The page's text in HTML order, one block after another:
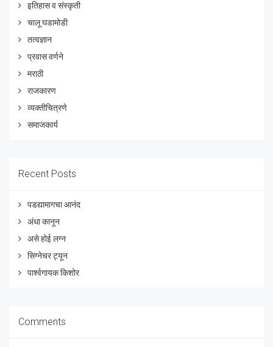
इतिहास व संस्कृती
चालू घडामोडी
तत्वज्ञान
प्रवास वर्णने
मराठी
राजकारण
व्यक्तीचित्रणे
समाजकार्य
Recent Posts
पडद्यामागचा आनंद
अंधा कानून
असे होई लग्न
सिग्नेचर ट्यून
पार्श्वगायक किशोर
Comments